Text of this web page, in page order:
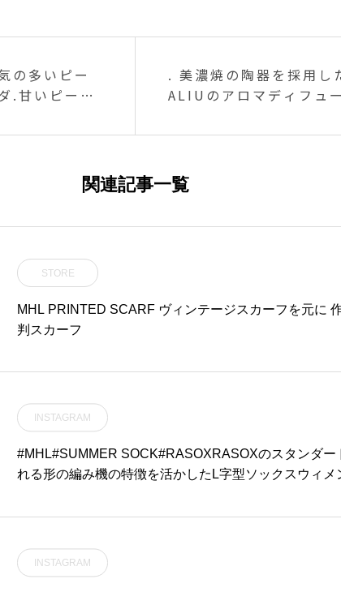
の多いピー
.甘いピーチ
。そこに炭
と紅茶の香
.甘すぎない
.#hausmat
ティーソー
. 美濃焼の陶器を採用し
ALIUのアロマディフュ
関連記事一覧
STORE
MHL PRINTED SCARF ヴィンテージスカーフを元に
判スカーフ
INSTAGRAM
#MHL#SUMMER SOCK#RASOXRASOXのスタンダー
れる形の編み機の特徴を活かしたL字型ソックスウィメ
3色。L字型ソックスは負担のかかる踵が脱げにくいの
で長く履いて頂けます。#MHL#valentine #ラソックス
#socks#hausmatsue #島根#松江
INSTAGRAM